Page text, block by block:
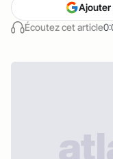
Écoutez cet article
Ajouter